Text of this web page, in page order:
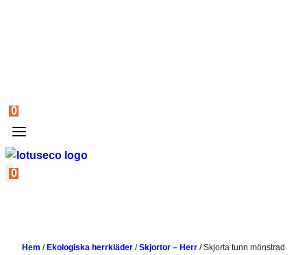
0
0
Hem / Ekologiska herrkläder /Skjortor – Herr /Skjorta tunn mönstrad